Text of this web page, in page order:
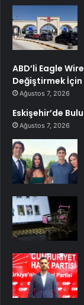
ABD’li Eagle
Değiştirmek İçin
Ağustos 7, 2026
Eskişehir’de
Ağustos 7, 2026